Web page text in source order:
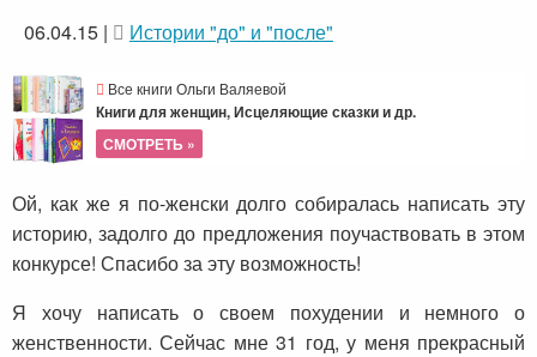
06.04.15 | Истории "до" и "после"
Все книги Ольги Валяевой
Книги для женщин, Исцеляющие сказки и др.
СМОТРЕТЬ »
Ой, как же я по-женски долго собиралась написать эту
историю, задолго до предложения поучаствовать в этом
конкурсе! Спасибо за эту возможность!
Я хочу написать о своем похудении и немного о
женственности. Сейчас мне 31 год, у меня прекрасный